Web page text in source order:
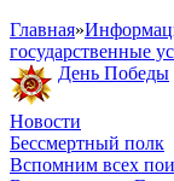
Главная»
государственные
День Победы
Новости
Бессмертный полк
Вспомним всех